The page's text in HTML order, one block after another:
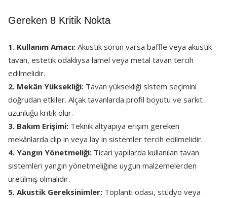
Gereken 8 Kritik Nokta
1. Kullanım Amacı: Akustik sorun varsa baffle veya akustik
tavan, estetik odaklıysa lamel veya metal tavan tercih
edilmelidir.
2. Mekân Yüksekliği: Tavan yüksekliği sistem seçimini
doğrudan etkiler. Alçak tavanlarda profil boyutu ve sarkıt
uzunluğu kritik olur.
3. Bakım Erişimi: Teknik altyapıya erişim gereken
mekânlarda clip in veya lay in sistemler tercih edilmelidir.
4. Yangın Yönetmeliği: Ticari yapılarda kullanılan tavan
sistemleri yangın yönetmeliğine uygun malzemelerden
üretilmiş olmalıdır.
5. Akustik Gereksinimler: Toplantı odası, stüdyo veya